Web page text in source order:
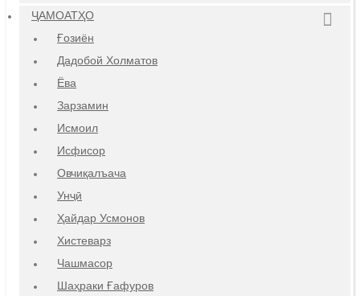
ҶАМОАТҲО
Ғозиён
Дадобой Холматов
Ёва
Зарзамин
Исмоил
Исфисор
Овчиқалъача
Унҷӣ
Ҳайдар Усмонов
Хистеварз
Чашмасор
Шаҳраки Ғафуров